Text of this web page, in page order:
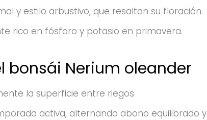
y estilo arbustivo, que resaltan su floración.
rico en fósforo y potasio en primavera.
bonsái Nerium oleander
la superficie entre riegos.
activa, alternando abono equilibrado y